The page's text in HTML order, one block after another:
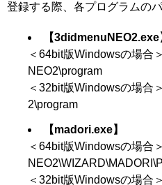
登録する際、各プログラムの
【3didmenuNEO2.exe
＜64bit版Windowsの場合
NEO2\program
＜32bit版Windowsの場合
2\program
【madori.exe】
＜64bit版Windowsの場合
＜32bit版Windowsの場合